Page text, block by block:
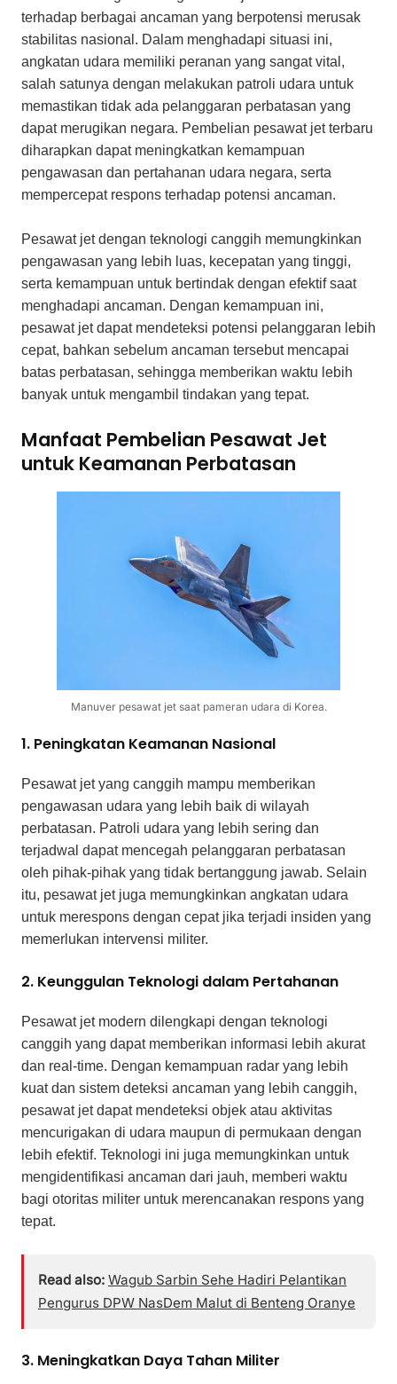
terhadap berbagai ancaman yang berpotensi merusak
stabilitas nasional. Dalam menghadapi situasi ini,
angkatan udara memiliki peranan yang sangat vital,
salah satunya dengan melakukan patroli udara untuk
memastikan tidak ada pelanggaran perbatasan yang
dapat merugikan negara. Pembelian pesawat jet terbaru
diharapkan dapat meningkatkan kemampuan
pengawasan dan pertahanan udara negara, serta
mempercepat respons terhadap potensi ancaman.
Pesawat jet dengan teknologi canggih memungkinkan
pengawasan yang lebih luas, kecepatan yang tinggi,
serta kemampuan untuk bertindak dengan efektif saat
menghadapi ancaman. Dengan kemampuan ini,
pesawat jet dapat mendeteksi potensi pelanggaran lebih
cepat, bahkan sebelum ancaman tersebut mencapai
batas perbatasan, sehingga memberikan waktu lebih
banyak untuk mengambil tindakan yang tepat.
Manfaat Pembelian Pesawat Jet
untuk Keamanan Perbatasan
Manuver pesawat jet saat pameran udara di Korea.
1. Peningkatan Keamanan Nasional
Pesawat jet yang canggih mampu memberikan
pengawasan udara yang lebih baik di wilayah
perbatasan. Patroli udara yang lebih sering dan
terjadwal dapat mencegah pelanggaran perbatasan
oleh pihak-pihak yang tidak bertanggung jawab. Selain
itu, pesawat jet juga memungkinkan angkatan udara
untuk merespons dengan cepat jika terjadi insiden yang
memerlukan intervensi militer.
2. Keunggulan Teknologi dalam Pertahanan
Pesawat jet modern dilengkapi dengan teknologi
canggih yang dapat memberikan informasi lebih akurat
dan real-time. Dengan kemampuan radar yang lebih
kuat dan sistem deteksi ancaman yang lebih canggih,
pesawat jet dapat mendeteksi objek atau aktivitas
mencurigakan di udara maupun di permukaan dengan
lebih efektif. Teknologi ini juga memungkinkan untuk
mengidentifikasi ancaman dari jauh, memberi waktu
bagi otoritas militer untuk merencanakan respons yang
tepat.
Read also: Wagub Sarbin Sehe Hadiri Pelantikan
Pengurus DPW NasDem Malut di Benteng Oranye
3. Meningkatkan Daya Tahan Militer